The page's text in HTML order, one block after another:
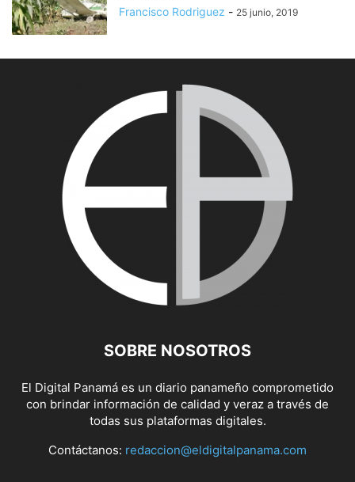
Francisco Rodriguez - 25 junio, 2019
SOBRE NOSOTROS
El Digital Panamá es un diario panameño comprometido
con brindar información de calidad y veraz a través de
todas sus plataformas digitales.
Contáctanos: redaccion@eldigitalpanama.com